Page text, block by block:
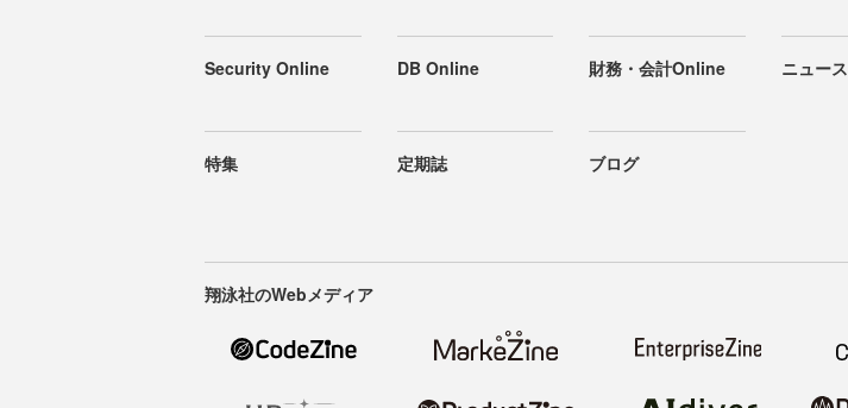
Security Online DB Online 財務・会計Online ニュース
特集 定期誌 ブログ
翔泳社のWebメディア